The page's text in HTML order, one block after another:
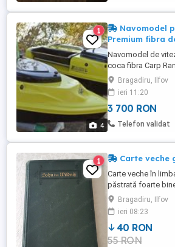
4
1
Navomodel
Premium fibra
Navomodel de
coca fibra Carp
motor brushless
- baterie liion 5s ,
radiocomanda fs-
receptorul cel mai
telemetrie -
Bragadiru, Ilfov
ieri 11:20
3 700 RON
Telefon validat
1 Carte veche
Carte veche în
păstrată foarte
trimit prin curier.
Bragadiru, Ilfov
ieri 08:23
40 RON
55 RON